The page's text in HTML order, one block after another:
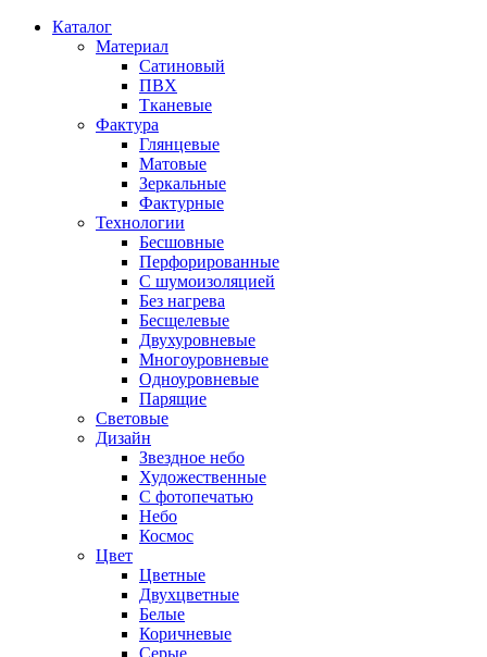
Каталог
Материал
Сатиновый
ПВХ
Тканевые
Фактура
Глянцевые
Матовые
Зеркальные
Фактурные
Технологии
Бесшовные
Перфорированные
С шумоизоляцией
Без нагрева
Бесщелевые
Двухуровневые
Многоуровневые
Одноуровневые
Парящие
Световые
Дизайн
Звездное небо
Художественные
С фотопечатью
Небо
Космос
Цвет
Цветные
Двухцветные
Белые
Коричневые
Серые